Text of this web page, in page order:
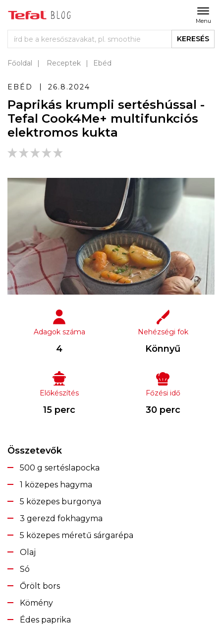
Menu
KERESÉS
Főoldal Receptek Ebéd
EBÉD 26.8.2024
Paprikás krumpli sertéshússal -
Tefal Cook4Me+ multifunkciós
elektromos kukta
Adagok száma
4
Nehézségi fok
Könnyű
Előkészítés
15 perc
Főzési idő
30 perc
Összetevők
500 g sertéslapocka
1 közepes hagyma
5 közepes burgonya
3 gerezd fokhagyma
5 közepes méretű sárgarépa
Olaj
Só
Őrölt bors
Kömény
Édes paprika